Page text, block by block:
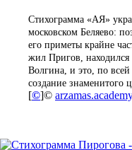
Стихограмма «АЯ»
московском Беляево:
его приметы крайне
жил Пригов,
Волгина, и это, по
создание знаменитого
[©]©